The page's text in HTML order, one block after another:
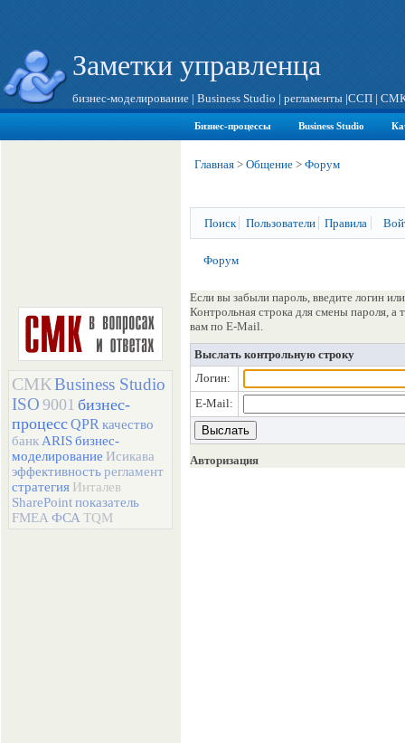
Заметки управленца
бизнес-моделирование | Business Studio | регламенты |ССП |
Бизнес-процессы Business Studio
СМКBusiness Studio
ISO 9001 бизнес-
процессQPR качество
банк ARISбизнес-
моделирование Исикава
эффективностьрегламент
стратегия Инталев
SharePointпоказатель
FMEA ФСА TQM
Главная > Общение > Форум
Поиск Пользователи Правила
Форум
Если вы забыли пароль, введите логин
Контрольная строка для смены пароля,
вам по E-Mail.
Выслать контрольную строку
Логин:
E-Mail:
Авторизация